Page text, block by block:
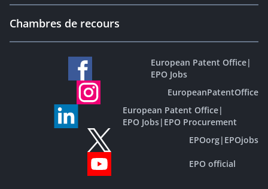
Chambres de recours
European Patent Office|
EPO Jobs
EuropeanPatentOffice
European Patent Office|
EPO Jobs| EPO Procurement
EPOorg| EPOjobs
EPO official